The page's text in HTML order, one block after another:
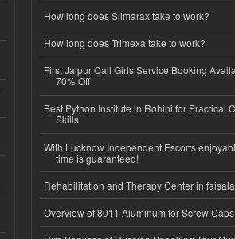
How long does Slimarax take to work?
How long does Trimexa take to work?
First Jaipur Call Girls Service Booking
70% Off
Best Python Institute in Rohini for Practical
Skills
With Lucknow Independent Escorts
time is guaranteed!
Rehabilitation and Therapy Center in
Overview of 8011 Aluminum for Screw Caps